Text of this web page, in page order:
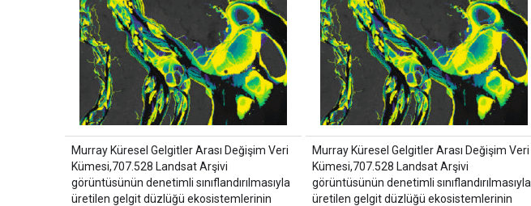
Murray Küresel Gelgitler Arası Değişim Veri
Kümesi,707.528 Landsat Arşivi
görüntüsünün denetimli sınıflandırılmasıyla
üretilen gelgit düzlüğü ekosistemlerinin
Murray Küresel Gelgitler Arası Değişim Veri
Kümesi,707.528 Landsat Arşivi
görüntüsünün denetimli sınıflandırılmasıyla
üretilen gelgit düzlüğü ekosistemlerinin